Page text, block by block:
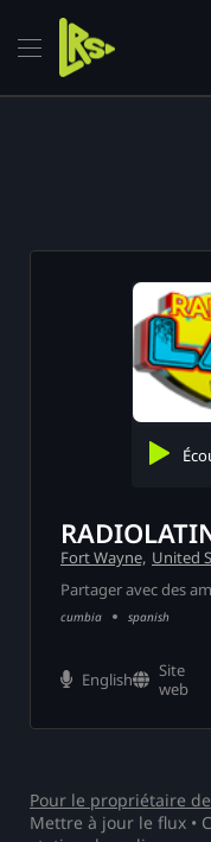
Fort Wayne, United
Partager avec des
cumbia spanish
English
Site
web
Pour le propriétaire
Mettre à jour le flux •